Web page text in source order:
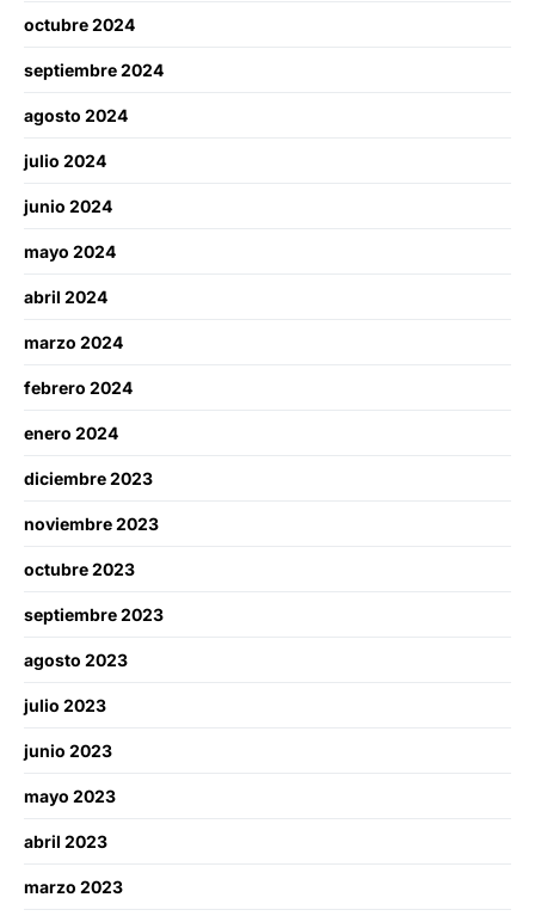
octubre 2024
septiembre 2024
agosto 2024
julio 2024
junio 2024
mayo 2024
abril 2024
marzo 2024
febrero 2024
enero 2024
diciembre 2023
noviembre 2023
octubre 2023
septiembre 2023
agosto 2023
julio 2023
junio 2023
mayo 2023
abril 2023
marzo 2023